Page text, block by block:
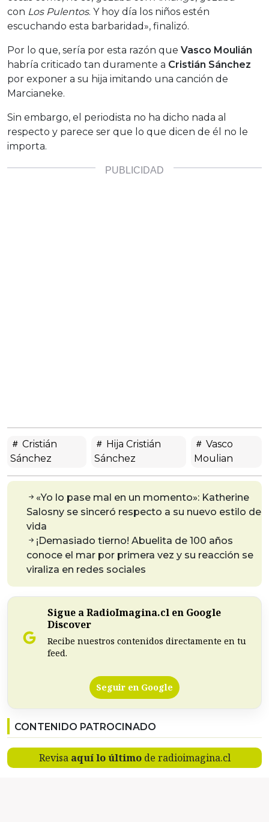
con Los Pulentos. Y hoy día los niños estén
escuchando esta barbaridad», finalizó.
Por lo que, sería por esta razón que Vasco Moulián
habría criticado tan duramente a Cristián Sánchez
por exponer a su hija imitando una canción de
Marcianeke.
Sin embargo, el periodista no ha dicho nada al
respecto y parece ser que lo que dicen de él no le
importa.
Cristián
Sánchez
Hija Cristián
Sánchez
Vasco
Moulian
«Yo lo pase mal en un momento»: Katherine
Salosny se sinceró respecto a su nuevo estilo de
vida
¡Demasiado tierno! Abuelita de 100 años
conoce el mar por primera vez y su reacción se
viraliza en redes sociales
Sigue a RadioImagina.cl en Google
Discover
Recibe nuestros contenidos directamente en tu
feed.
Seguir en Google
CONTENIDO PATROCINADO
Revisa aquí lo últimode radioimagina.cl